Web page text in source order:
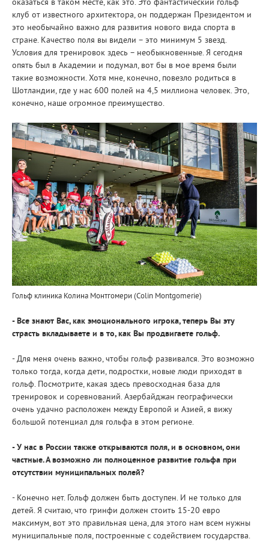
оказаться в таком месте, как это. Это фантастический гольф
клуб от известного архитектора, он поддержан Президентом и
это необычайно важно для развития нового вида спорта в
стране. Качество поля вы видели – это минимум 5 звезд.
Условия для тренировок здесь – необыкновенные. Я сегодня
опять был в Академии и подумал, вот бы в мое время были
такие возможности. Хотя мне, конечно, повезло родиться в
Шотландии, где у нас 600 полей на 4,5 миллиона человек. Это,
конечно, наше огромное преимущество.
Гольф клиника Колина Монтгомери (Colin Montgomerie)
- Все знают Вас, как эмоционального игрока, теперь Вы эту
страсть вкладываете и в то, как Вы продвигаете гольф.
- Для меня очень важно, чтобы гольф развивался. Это возможно
только тогда, когда дети, подростки, новые люди приходят в
гольф. Посмотрите, какая здесь превосходная база для
тренировок и соревнований. Азербайджан географически
очень удачно расположен между Европой и Азией, я вижу
большой потенциал для гольфа в этом регионе.
- У нас в России также открываются поля, и в основном, они
частные. А возможно ли полноценное развитие гольфа при
отсутствии муниципальных полей?
- Конечно нет. Гольф должен быть доступен. И не только для
детей. Я считаю, что гринфи должен стоить 15-20 евро
максимум, вот это правильная цена, для этого нам всем нужны
муниципальные поля, построенные с содействием государства.